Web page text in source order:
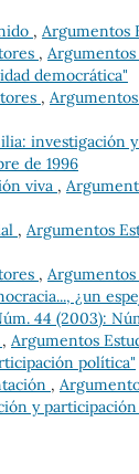
, Argumentos
, Argumentos
democrática"
,
investigación
de 1996
viva ,
, Argumentos
, Argumentos
¿un
44 (2003):
, Argumentos
política"
,
y